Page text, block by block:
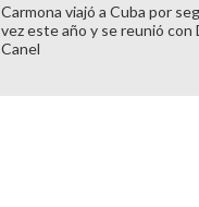
Carmona viajó a Cuba por
vez este año y se reunió con
Canel